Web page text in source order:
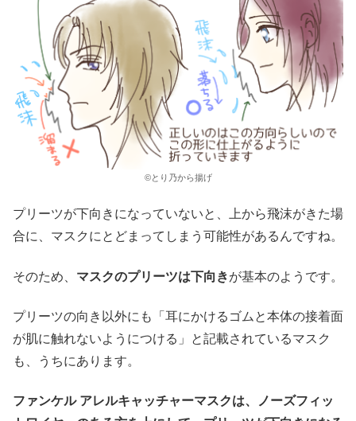
©とり乃から揚げ
プリーツが下向きになっていないと、上から飛沫がきた場
合に、マスクにとどまってしまう可能性があるんですね。
そのため、 マスクのプリーツは下向きが基本のようです。
プリーツの向き以外にも「耳にかけるゴムと本体の接着面
が肌に触れないようにつける」と記載されているマスク
も、うちにあります。
ファンケル アレルキャッチャーマスクは、ノーズフィッ